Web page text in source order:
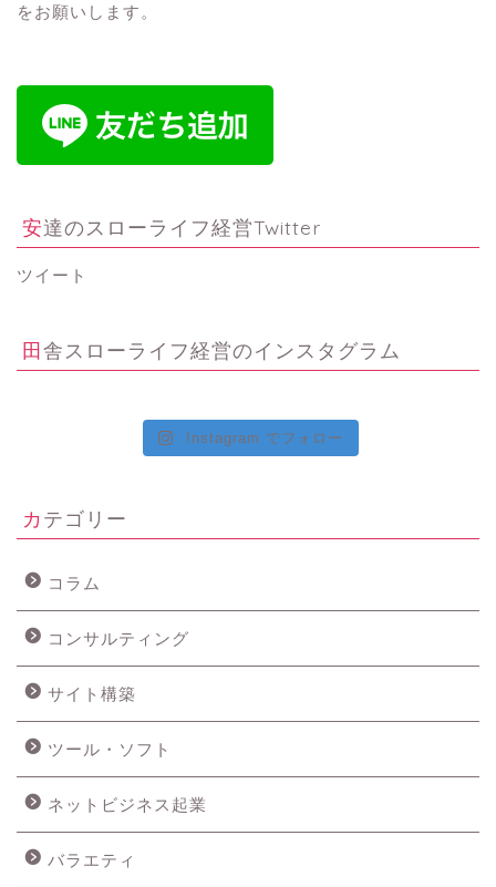
をお願いします。
安達のスローライフ経営Twitter
ツイート
田舎スローライフ経営のインスタグラム
Instagram でフォロー
カテゴリー
コラム
コンサルティング
サイト構築
ツール・ソフト
ネットビジネス起業
バラエティ